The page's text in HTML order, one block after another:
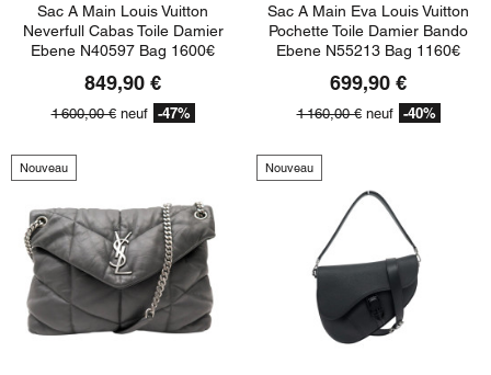
Sac A Main Louis Vuitton
Neverfull Cabas Toile Damier
Ebene N40597 Bag 1600€
849,90 €
1 600,00 €neuf -47%
Sac A Main Eva Louis Vuitton
Pochette Toile Damier Bando
Ebene N55213 Bag 1160€
699,90 €
1 160,00 €neuf -40%
Nouveau Nouveau